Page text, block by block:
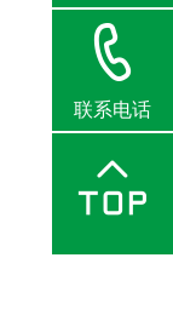
联系电话